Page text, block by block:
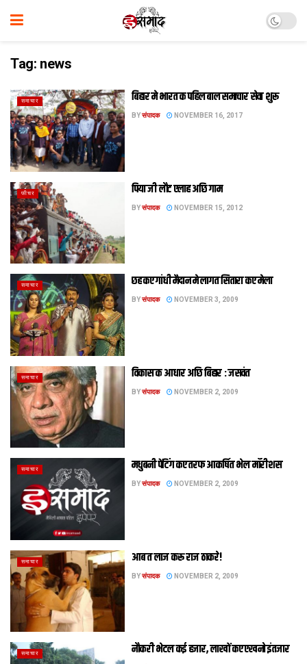
Tag: news
समाचार बिहार मे भारत क पहि‍ल बाल समाचार सेवा शुरू
BYसंपादक NOVEMBER 16, 2017
फीचर पिया जी लौट एलाह अछि गाम
BYसंपादक NOVEMBER 15, 2012
समाचार छह कए गांधी मैदान मे लागत सितारा कए मेला
BYसंपादक NOVEMBER 3, 2009
समाचार विकास क आधार अछि बिहार : जसवंत
BYसंपादक NOVEMBER 2, 2009
समाचार मधुबनी पेंटिंग कए तरफ आकर्षित भेल मॉरीशस
BYसंपादक NOVEMBER 2, 2009
समाचार आब त लाज करू राज ठाकरे!
BYसंपादक NOVEMBER 2, 2009
समाचार नौकरी भेटल कई हजार, लाखों कए एखनो इंतजार